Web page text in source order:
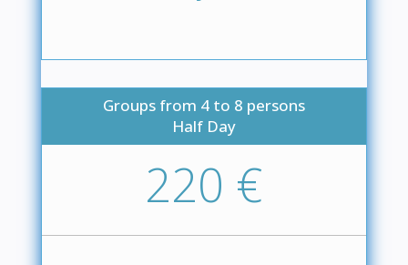
Groups from 4 to 8 persons
Half Day
220 €